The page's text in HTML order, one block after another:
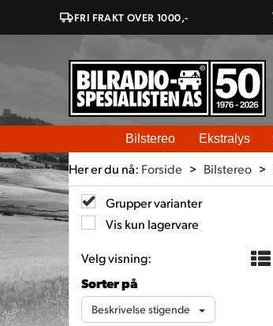
FRI FRAKT OVER 1000,-
Bilstereo Ekstralys
Her er du nå: Forside > Bilstereo >
Grupper varianter
Vis kun lagervare
Velg visning:
Sorter på
Beskrivelse stigende